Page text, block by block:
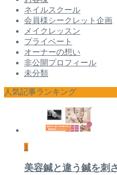
ネイルスクール
会員様シークレット企画
メイクレッスン
プライベート
オーナーの想い
非公開プロフィール
未分類
人気記事ランキング
1
美容鍼と違う鍼を刺